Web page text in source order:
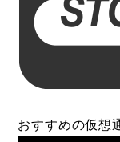
おすすめの仮想